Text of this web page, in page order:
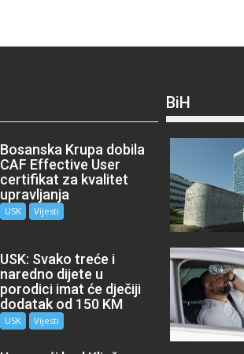
Bosanska Krupa dobila
CAF Effective User
certifikat za kvalitet
upravljanja
USK Vijesti
USK: Svako treće i
naredno dijete u
porodici imat će dječiji
dodatak od 150 KM
USK Vijesti
BiH